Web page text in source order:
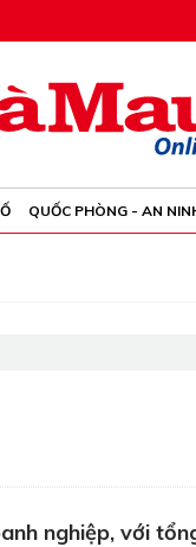
QUỐC PHÒNG - AN
nghiệp, với